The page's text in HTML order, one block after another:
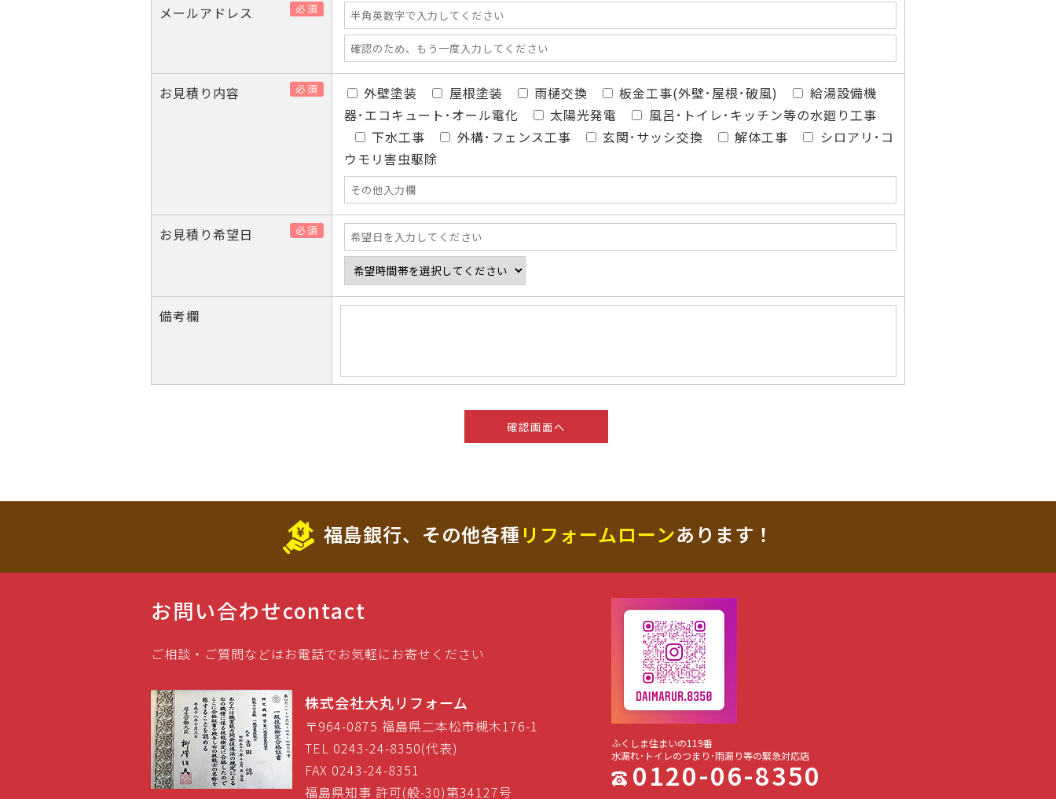
メールアドレス 必須
お見積り内容 必須 外壁塗装 屋根塗装 雨樋交換 板金工事(外壁･屋根･破風)
給湯設備機
器･エコキュート･オール電化
太陽光発電
風呂･トイレ･キッチン等の水廻り工事
下水工事
外構･フェンス工事 玄関･サッシ交換 解体工事
シロアリ･コ
ウモリ害虫駆除
お見積り希望日 必須
8月 2026
日 月 火 水
26 27 28 29 30 31 1
25 26 27
備考欄
福島銀行、その他各種 リフォームローンあります！
お問い合わせcontact
ご相談・ご質問などはお電話でお気軽にお寄せください
株式会社大丸リフォーム
〒964-0875 福島県二本松市槻木176-1
TEL 0243-24-8350(代表)
FAX 0243-24-8351
福島県知事 許可(般-30)第34127号
ふくしま住まいの119番
水漏れ･トイレのつまり･雨漏り等の緊急対応店
0120-06-8350